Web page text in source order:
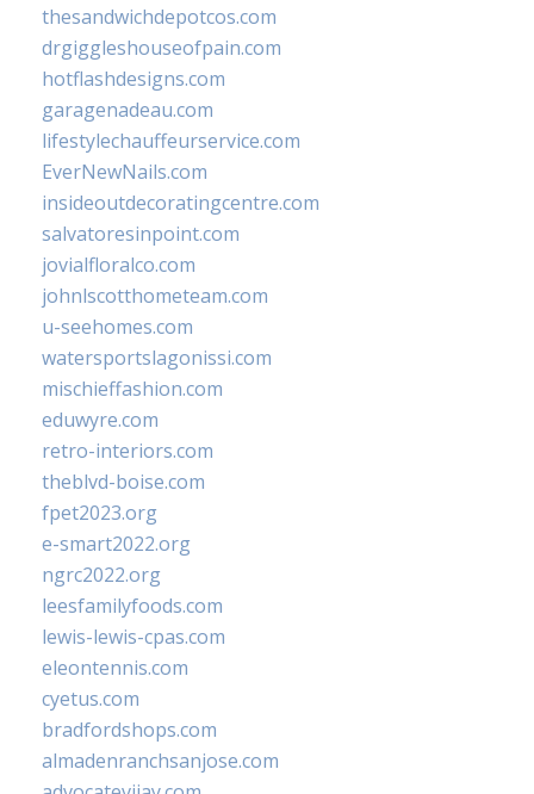
thesandwichdepotcos.com
drgiggleshouseofpain.com
hotflashdesigns.com
garagenadeau.com
lifestylechauffeurservice.com
EverNewNails.com
insideoutdecoratingcentre.com
salvatoresinpoint.com
jovialfloralco.com
johnlscotthometeam.com
u-seehomes.com
watersportslagonissi.com
mischieffashion.com
eduwyre.com
retro-interiors.com
theblvd-boise.com
fpet2023.org
e-smart2022.org
ngrc2022.org
leesfamilyfoods.com
lewis-lewis-cpas.com
eleontennis.com
cyetus.com
bradfordshops.com
almadenranchsanjose.com